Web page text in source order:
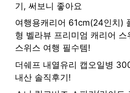
기, 써보니 좋아요
여행용캐리어 61cm(24인치)
형 벨라뷰 프리미엄 캐리어
스위스 여행 필수템!
더쉐프 내열유리 캡오일병
내산 솔직후기!